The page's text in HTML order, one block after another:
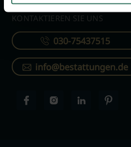
KONTAKTIEREN SIE UNS
030-75437515
info@bestattungen.de